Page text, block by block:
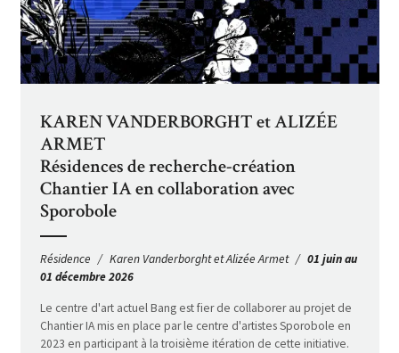
KAREN VANDERBORGHT et ALIZÉE
ARMET
Résidences de recherche-création
Chantier IA en collaboration avec
Sporobole
Résidence Karen Vanderborght et Alizée Armet
01 juin au
01 décembre 2026
Le centre d'art actuel Bang est fier de collaborer au projet de
Chantier IA mis en place par le centre d'artistes Sporobole en
2023 en participant à la troisième itération de cette initiative.